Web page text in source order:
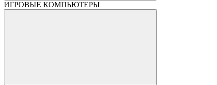
ИГРОВЫЕ КОМПЬЮТЕРЫ